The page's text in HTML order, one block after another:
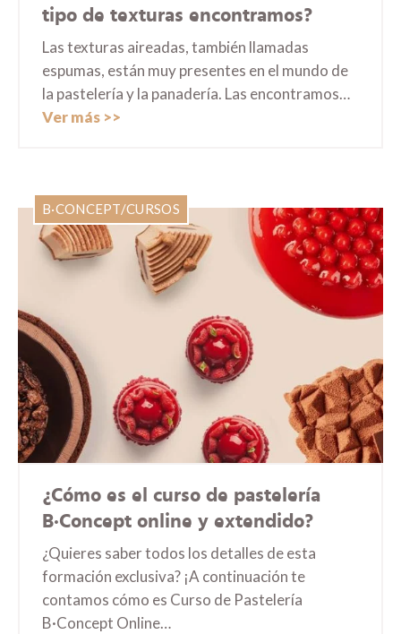
tipo de texturas encontramos?
Las texturas aireadas, también llamadas
espumas, están muy presentes en el mundo de
la pastelería y la panadería. Las encontramos…
Ver más
B·CONCEPT/CURSOS
¿Cómo es el curso de pastelería
B·Concept online y extendido?
¿Quieres saber todos los detalles de esta
formación exclusiva? ¡A continuación te
contamos cómo es Curso de Pastelería
B·Concept Online…